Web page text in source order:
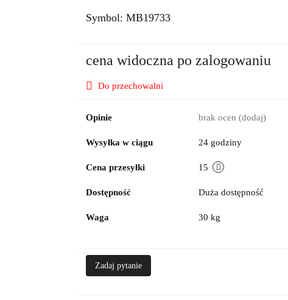
Symbol:MB19733
cena widoczna po zalogowaniu
Do przechowalni
Opinie brak ocen(dodaj)
Wysyłka w ciągu 24 godziny
Cena przesyłki 15
Dostępność Duża dostępność
Waga 30 kg
Zadaj pytanie